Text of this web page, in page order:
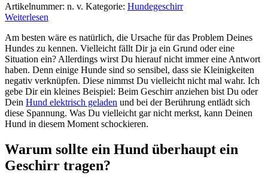
Artikelnummer: n. v. Kategorie: Hundegeschirr
Weiterlesen
Am besten wäre es natürlich, die Ursache für das Problem Deines
Hundes zu kennen. Vielleicht fällt Dir ja ein Grund oder eine
Situation ein? Allerdings wirst Du hierauf nicht immer eine Antwort
haben. Denn einige Hunde sind so sensibel, dass sie Kleinigkeiten
negativ verknüpfen. Diese nimmst Du vielleicht nicht mal wahr. Ich
gebe Dir ein kleines Beispiel: Beim Geschirr anziehen bist Du oder
Dein Hund elektrisch geladen und bei der Berührung entlädt sich
diese Spannung. Was Du vielleicht gar nicht merkst, kann Deinen
Hund in diesem Moment schockieren.
Warum sollte ein Hund überhaupt ein
Geschirr tragen?